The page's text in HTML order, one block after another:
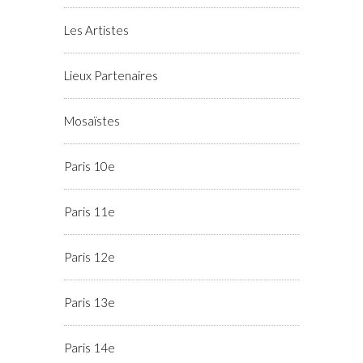
Les Artistes
Lieux Partenaires
Mosaïstes
Paris 10e
Paris 11e
Paris 12e
Paris 13e
Paris 14e